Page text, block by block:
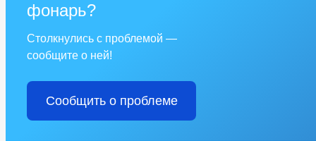
фонарь?
Столкнулись с проблемой —
сообщите о ней!
Сообщить о проблеме